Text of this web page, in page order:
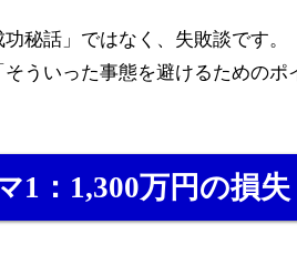
秘話」ではなく、失敗談です。
ういった事態を避けるためのポ
1：1,300万円の損失